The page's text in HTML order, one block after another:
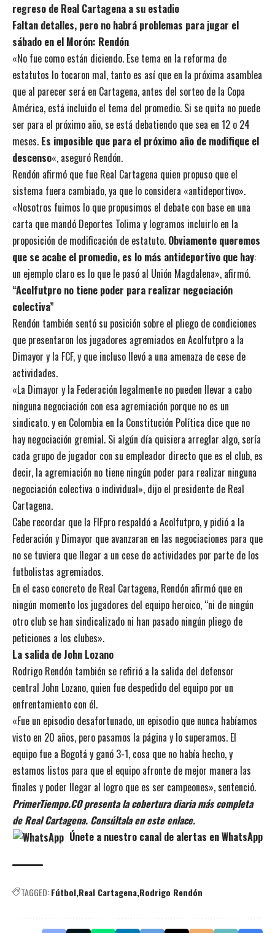
regreso de Real Cartagena a su estadio
Faltan detalles, pero no habrá problemas para jugar el
sábado en el Morón: Rendón
«No fue como están diciendo. Ese tema en la reforma de
estatutos lo tocaron mal, tanto es así que en la próxima asamblea
que al parecer será en Cartagena, antes del sorteo de la Copa
América, está incluido el tema del promedio. Si se quita no puede
ser para el próximo año, se está debatiendo que sea en 12 o 24
meses. Es imposible que para el próximo año de modifique el
descenso«, aseguró Rendón.
Rendón afirmó que fue Real Cartagena quien propuso que el
sistema fuera cambiado, ya que lo considera «antideportivo».
«Nosotros fuimos lo que propusimos el debate con base en una
carta que mandó Deportes Tolima y logramos incluirlo en la
proposición de modificación de estatuto. Obviamente queremos
que se acabe el promedio, es lo más antideportivo que hay:
un ejemplo claro es lo que le pasó al Unión Magdalena», afirmó.
“Acolfutpro no tiene poder para realizar negociación
colectiva”
Rendón también sentó su posición sobre el pliego de condiciones
que presentaron los jugadores agremiados en Acolfutpro a la
Dimayor y la FCF, y que incluso llevó a una amenaza de cese de
actividades.
«La Dimayor y la Federación legalmente no pueden llevar a cabo
ninguna negociación con esa agremiación porque no es un
sindicato. y en Colombia en la Constitución Política dice que no
hay negociación gremial. Si algún día quisiera arreglar algo, sería
cada grupo de jugador con su empleador directo que es el club, es
decir, la agremiación no tiene ningún poder para realizar ninguna
negociación colectiva o individual», dijo el presidente de Real
Cartagena.
Cabe recordar que la FIFpro respaldó a Acolfutpro, y pidió a la
Federación y Dimayor que avanzaran en las negociaciones para que
no se tuviera que llegar a un cese de actividades por parte de los
futbolistas agremiados.
En el caso concreto de Real Cartagena, Rendón afirmó que en
ningún momento los jugadores del equipo heroico, “ni de ningún
otro club se han sindicalizado ni han pasado ningún pliego de
peticiones a los clubes».
La salida de John Lozano
Rodrigo Rendón también se refirió a la salida del defensor
central John Lozano, quien fue despedido del equipo por un
enfrentamiento con él.
«Fue un episodio desafortunado, un episodio que nunca habíamos
visto en 20 años, pero pasamos la página y lo superamos. El
equipo fue a Bogotá y ganó 3-1, cosa que no había hecho, y
estamos listos para que el equipo afronte de mejor manera las
finales y poder llegar al logro que es ser campeones», sentenció.
PrimerTiempo.CO presenta la cobertura diaria más completa
de Real Cartagena. Consúltala en este enlace.
Únete a nuestro canal de alertas en WhatsApp
TAGGED:Fútbol Real Cartagena Rodrigo Rendón